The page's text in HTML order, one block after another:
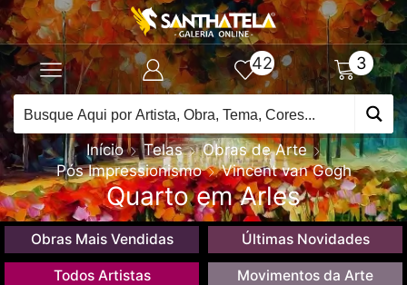
42 3
Início Telas
Obras de Arte
Pós Impressionismo
Vincent van Gogh
Quarto em Arles
Obras Mais Vendidas Últimas Novidades
Todos Artistas Movimentos da Arte